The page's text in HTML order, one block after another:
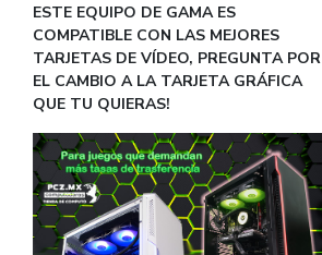
ESTE EQUIPO DE GAMA ES
COMPATIBLE CON LAS MEJORES
TARJETAS DE VÍDEO, PREGUNTA POR
EL CAMBIO A LA TARJETA GRÁFICA
QUE TU QUIERAS!